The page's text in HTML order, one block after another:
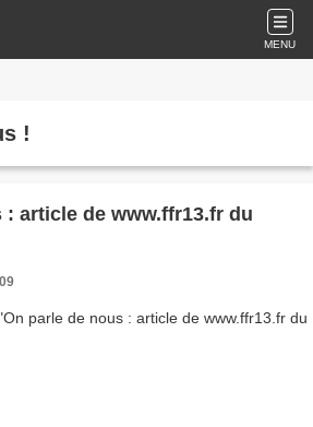
MENU
!
: article de www.ffr13.fr du